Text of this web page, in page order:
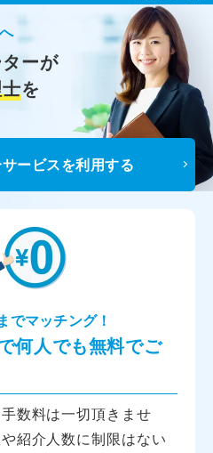
ーが
を
ービスを利用する
でマッチング！
何人でも無料でご
数料は一切頂きませ
紹介人数に制限はない